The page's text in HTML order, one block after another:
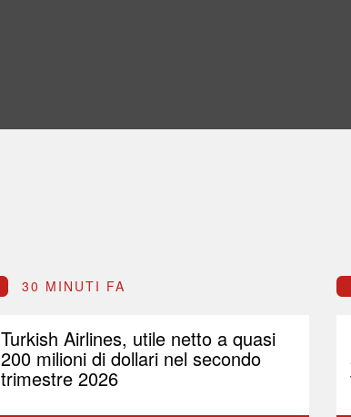
30 MINUTI FA
Turkish Airlines, utile netto a quasi
200 milioni di dollari nel secondo
trimestre 2026